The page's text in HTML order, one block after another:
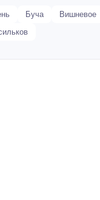
Буча
Вишневое